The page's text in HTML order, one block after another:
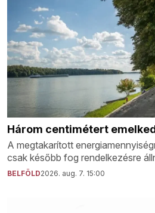
Három centimétert
A megtakarított
csak később fog rendelkezésre
BELFÖLD2026. aug. 7. 15:00